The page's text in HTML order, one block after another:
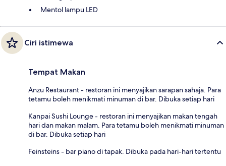
Mentol lampu LED
Ciri istimewa
Tempat Makan
Anzu Restaurant - restoran ini menyajikan sarapan sahaja. Para
tetamu boleh menikmati minuman di bar. Dibuka setiap hari
Kanpai Sushi Lounge - restoran ini menyajikan makan tengah
hari dan makan malam. Para tetamu boleh menikmati minuman
di bar. Dibuka setiap hari
Feinsteins - bar piano di tapak. Dibuka pada hari-hari tertentu